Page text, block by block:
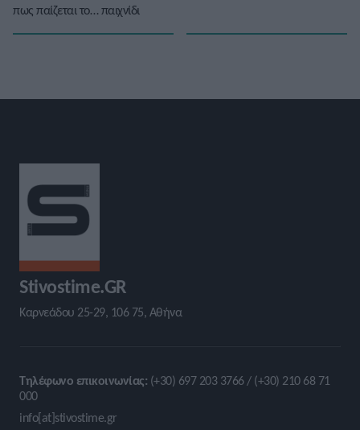
πως παίζεται το… παιχνίδι
Stivostime.GR
Καρνεάδου 25-29, 106 75, Αθήνα
Τηλέφωνο επικοινωνίας: (+30) 697 203 3766 / (+30) 210 68 71
000
info[at]stivostime.gr